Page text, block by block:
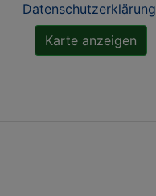
Datenschutzerklärung